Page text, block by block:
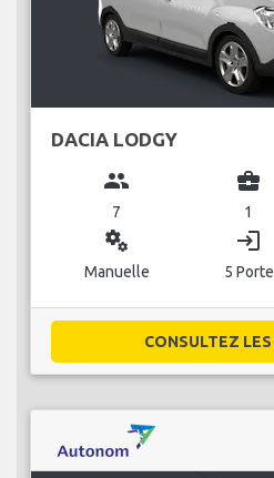
DACIA LODGY
group
7
business_center
1
miscellaneous_services
Manuelle
login
5 Porte
CONSULTEZ